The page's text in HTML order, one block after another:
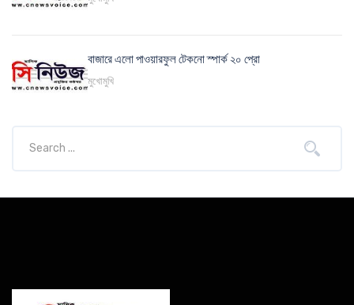
বাজারে এলো পাওয়ারফুল টেকনো স্পার্ক ২০ প্রো
মুখোমুখি